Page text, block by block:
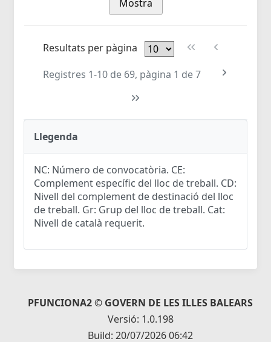
Mostra
Resultats per pàgina
Registres 1-10 de 69, pàgina 1 de 7
Llegenda
NC: Número de convocatòria. CE:
Complement específic del lloc de treball. CD:
Nivell del complement de destinació del lloc
de treball. Gr: Grup del lloc de treball. Cat:
Nivell de català requerit.
PFUNCIONA2 © GOVERN DE LES ILLES BALEARS
Versió: 1.0.198
Build: 20/07/2026 06:42